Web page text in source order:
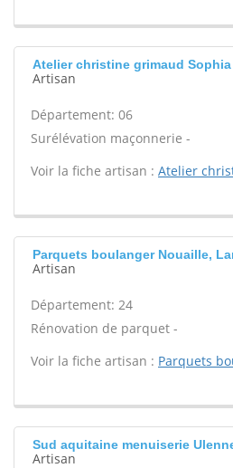
Atelier christine grimaud
Artisan
Département: 06
Surélévation maçonnerie -
Voir la fiche artisan : Atelier
Parquets boulanger Nouaille,
Artisan
Département: 24
Rénovation de parquet -
Voir la fiche artisan : Parquets
Sud aquitaine menuiserie
Artisan